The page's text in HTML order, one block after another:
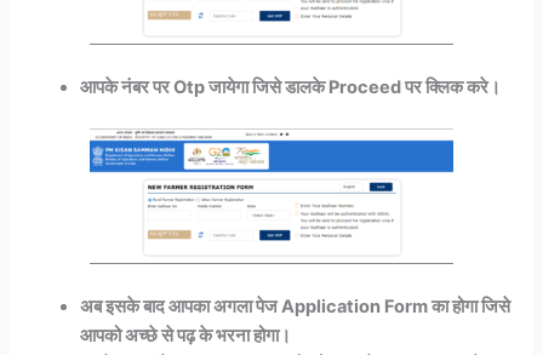
आपके नंबर पर Otp जायेगा जिसे डालके Proceed पर क्लिक करे।
अब इसके बाद आपका अगला पेज Application Form का होगा जिसे
आपको अच्छे से पढ़ के भरना होगा।